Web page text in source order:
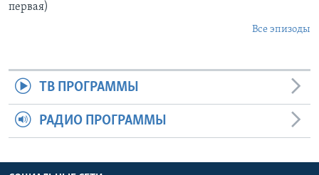
первая)
Все эпизоды
ТВ ПРОГРАММЫ
РАДИО ПРОГРАММЫ